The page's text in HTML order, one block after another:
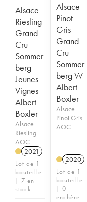
Alsace
Riesling
Grand
Cru
Sommer
berg
Jeunes
Vignes
Albert
Boxler
Alsace
Riesling
AOC
2021
Lot de 1
bouteille
| 7 en
stock
Alsace
Pinot
Gris
Grand
Cru
Sommer
berg W
Albert
Boxler
Alsace
Pinot Gris
AOC
2020
Lot de 1
bouteille
| 0
enchère